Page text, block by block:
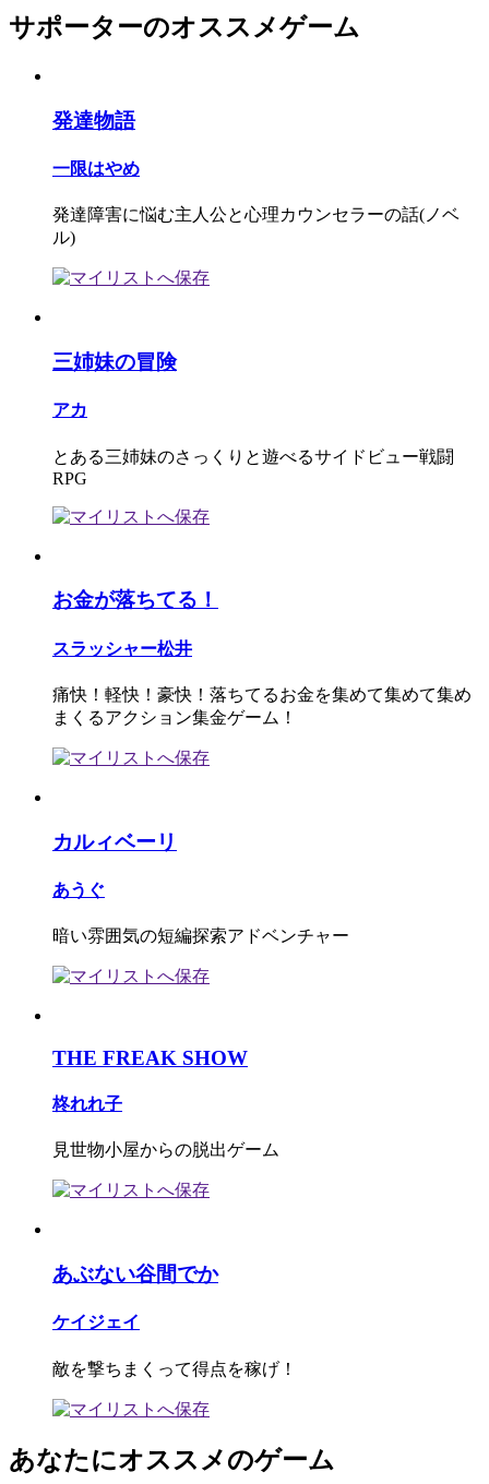
サポーターのオススメゲーム
発達物語
一限はやめ
発達障害に悩む主人公と心理カウンセラーの話(ノベ
ル)
三姉妹の冒険
アカ
とある三姉妹のさっくりと遊べるサイドビュー戦闘
RPG
お金が落ちてる！
スラッシャー松井
痛快！軽快！豪快！落ちてるお金を集めて集めて集め
まくるアクション集金ゲーム！
カルィベーリ
あうぐ
暗い雰囲気の短編探索アドベンチャー
THE FREAK SHOW
柊れれ子
見世物小屋からの脱出ゲーム
あぶない谷間でか
ケイジェイ
敵を撃ちまくって得点を稼げ！
あなたにオススメのゲーム